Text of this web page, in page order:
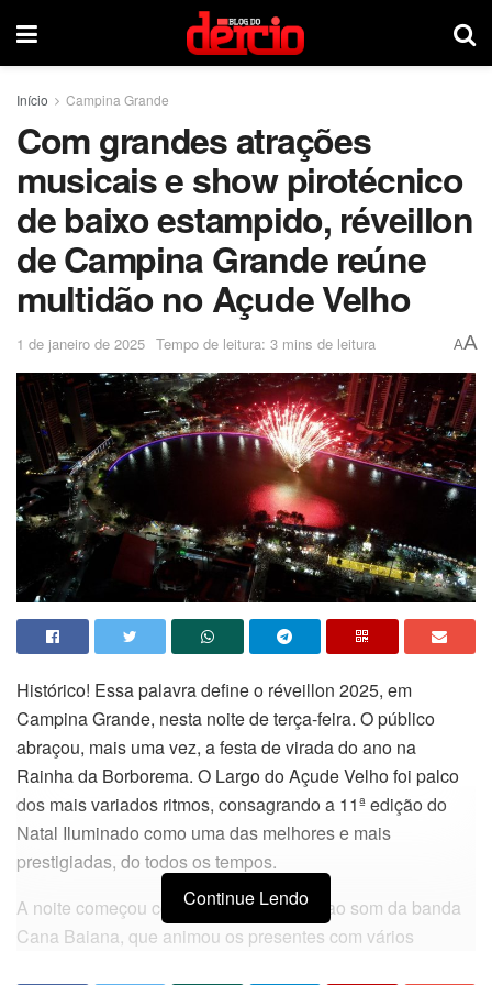
Início Campina Grande
Com grandes atrações
musicais e show pirotécnico
de baixo estampido, réveillon
de Campina Grande reúne
multidão no Açude Velho
1 de janeiro de 2025 Tempo de leitura: 3 mins de leitura AA
Histórico! Essa palavra define o réveillon 2025, em
Campina Grande, nesta noite de terça-feira. O público
abraçou, mais uma vez, a festa de virada do ano na
Rainha da Borborema. O Largo do Açude Velho foi palco
dos mais variados ritmos, consagrando a 11ª edição do
Natal Iluminado como uma das melhores e mais
prestigiadas, do todos os tempos.
A noite começou com muito Axé Music, ao som da banda
Cana Baiana, que animou os presentes com vários
Continue Lendo